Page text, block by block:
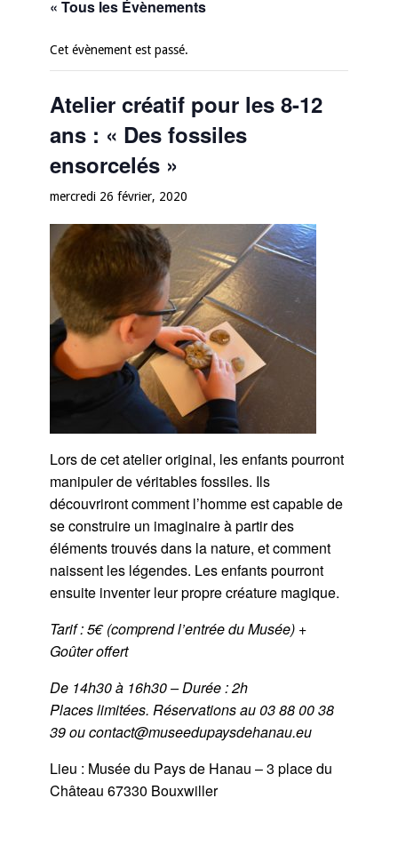
« Tous les Évènements
Cet évènement est passé.
Atelier créatif pour les 8-12
ans : « Des fossiles
ensorcelés »
mercredi 26 février, 2020
Lors de cet atelier original, les enfants pourront
manipuler de véritables fossiles. Ils
découvriront comment l’homme est capable de
se construire un imaginaire à partir des
éléments trouvés dans la nature, et comment
naissent les légendes. Les enfants pourront
ensuite inventer leur propre créature magique.
Tarif : 5€ (comprend l’entrée du Musée) +
Goûter offert
De 14h30 à 16h30 – Durée : 2h
Places limitées. Réservations au 03 88 00 38
39 ou contact@museedupaysdehanau.eu
Lieu : Musée du Pays de Hanau – 3 place du
Château 67330 Bouxwiller